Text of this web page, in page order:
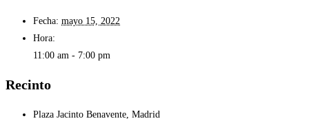
Fecha: mayo 15, 2022
Hora:
11:00 am - 7:00 pm
Recinto
Plaza Jacinto Benavente, Madrid